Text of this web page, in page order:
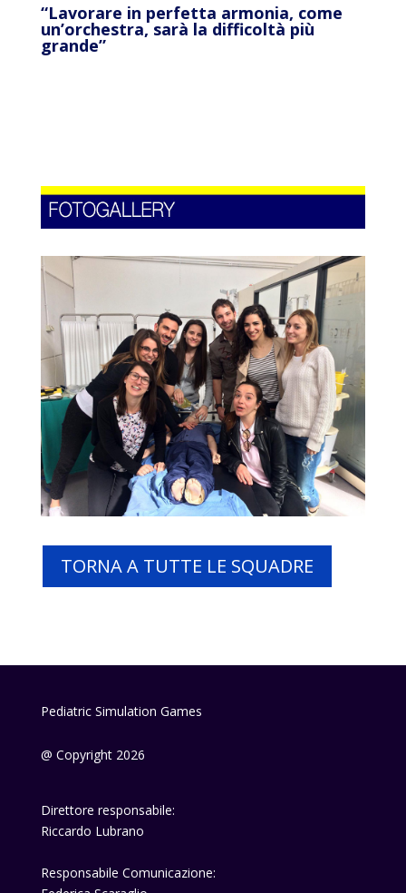
“Lavorare in perfetta armonia, come
un’orchestra, sarà la difficoltà più
grande”
TORNA A TUTTE LE SQUADRE
Pediatric Simulation Games
@ Copyright 2026
Direttore responsabile:
Riccardo Lubrano
Responsabile Comunicazione: